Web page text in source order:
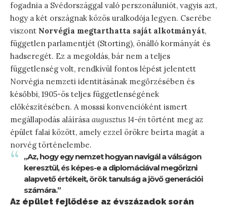
fogadnia a Svédországgal való perszonáluniót, vagyis azt,
hogy a két országnak közös uralkodója legyen. Cserébe
viszont Norvégia megtarthatta saját alkotmányát,
független parlamentjét (Storting), önálló kormányát és
hadseregét. Ez a megoldás, bár nem a teljes
függetlenség volt, rendkívül fontos lépést jelentett
Norvégia nemzeti identitásának megőrzésében és
későbbi, 1905-ös teljes függetlenségének
előkészítésében. A mosssi konvencióként ismert
megállapodás aláírása augusztus 14-én történt meg az
épület falai között, amely ezzel örökre beírta magát a
norvég történelembe.
„Az, hogy egy nemzet hogyan navigál a válságon
keresztül, és képes-e a diplomáciával megőrizni
alapvető értékeit, örök tanulság a jövő generációi
számára.”
Az épület fejlődése az évszázadok során